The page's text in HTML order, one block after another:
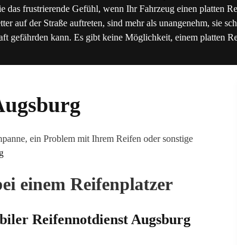
das frustrierende Gefühl, wenn Ihr Fahrzeug einen platten
auf der Straße auftreten, sind mehr als unangenehm, sie
gefährden kann. Es gibt keine Möglichkeit, einem platten
ein Problem mit Ihrem Reifen oder sonstige
einem Reifenplatzer
Reifennotdienst Augsburg